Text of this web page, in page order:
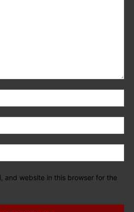
and website in this browser for the